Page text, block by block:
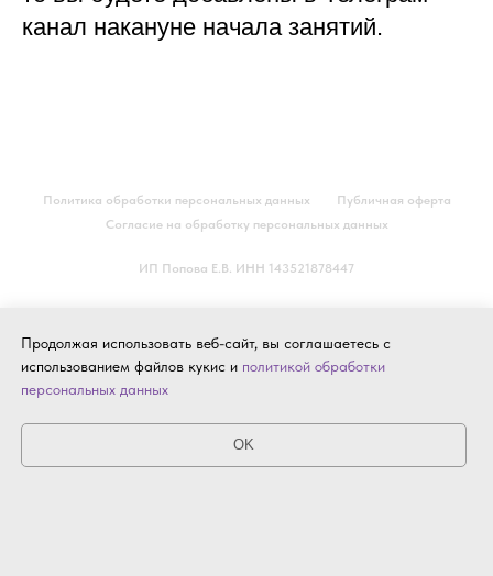
канал накануне начала занятий.
Политика обработки персональных данных
Публичная оферта
Согласие на обработку персональных данных
ИП Попова Е.В. ИНН 143521878447
Продолжая использовать веб-сайт, вы соглашаетесь с
использованием файлов кукис и политикой обработки
персональных данных
OK